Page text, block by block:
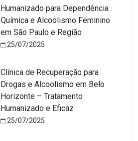
Humanizado para Dependência
Química e Alcoolismo Feminino
em São Paulo e Região
25/07/2025
Clínica de Recuperação para
Drogas e Alcoolismo em Belo
Horizonte – Tratamento
Humanizado e Eficaz
25/07/2025